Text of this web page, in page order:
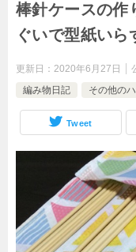
棒針ケースの
ぐいで型紙いら
更新日： 2020年6月27日
編み物日記
その他の
Tweet